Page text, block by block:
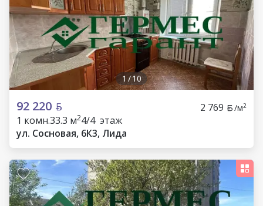
1 /10
92 220 2 769 /м2
1 комн.33.3 м24/4 этаж
ул. Сосновая, 6К3, Лида